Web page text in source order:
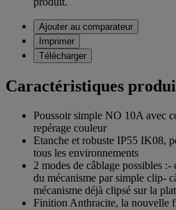
Ajouter au comparateur
Imprimer
Télécharger
Caractéristiques
Poussoir simple NO 10A avec
repérage couleur
Etanche et robuste IP55 IK08,
tous les environnements
2 modes de câblage possibles
du mécanisme par simple clip-
mécanisme déjà clipsé sur la
Finition Anthracite, la nouvelle